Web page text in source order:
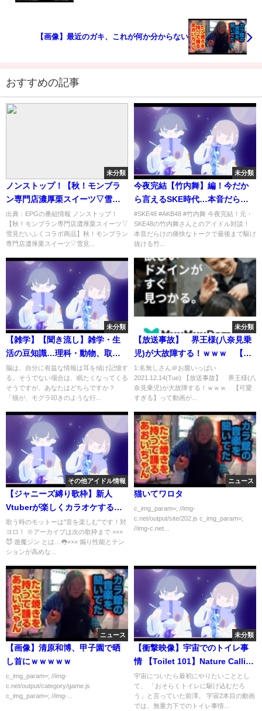
【画像】最近のガキ、これが何か分からない
おすすめの記事
未分類
ノンストップ！【秋！モンブラ
ン専門店濃厚栗スイーツ▽雪見
だいふくコラボ商品】[字][デ]…
の番組内容解析まとめ
出典：EPGの番組情報 ノンストップ！
【秋！モンブラン専門店濃厚栗スイーツ▽
雪見だいふくコラボ商品】秋！モンブラン
専門店濃厚栗スイーツ▽雪見...
未分類
今夜完結【竹内舞】編！今だか
ら言えるSKE時代…本音だらけ
の痛快トークをお見逃しなく！
【ドルヲタPクエスト】スカパ
ー！アイドル公式
#SKE48 #AKB48 #竹内舞 今夜完結！元・
SKE48の竹内舞さんとのアイドル対談！
本音だらけの痛快なトークで最後まで駆け
抜ける竹...
未分類
【雑学】【聞き流し】雑学・生
活の豆知識…理科・動物、取り
まとめ集。睡眠・作業用・脳ト
レにも。
脳は、自分に有益な情報は耳を傾け記憶す
る。そうでない場合は、眠たくなってくる
そうですが、あなたはどちらですか？
「猫が、モグラ叩きのような行...
未分類
【放送事故】 界王様(八奈見乗
児)が大故障する！ｗｗｗ 【可
愛すぎる】
1:名無しさん＠お腹いっぱい
2021.12.14(Tue) 【放送事故】 界王様(八
奈見乗児)が大故障する！ｗｗｗ 【可愛
すぎる】って動画が...
その他アイドル情報
【ジャニーズ縛り歌枠】新人
Vtuberが楽しくカラオケする配
信【sing a song】※アーカイブ
は次の歌枠まで
歌う時のモットーは"音を楽しむ"です！対
ヨロ！ ※アーカイブは次の歌枠まで ×××
😈 遊魔ジン とは…👅××× 煽り性能とテン
ションが高めな...
ニュース
猫いてワロタ
c_img_param=; //img-
c.net/output/site/202.js c_img_param=;
//img-c.net...
ニュース
【画像】清原和博、甲子園で晒
し首にｗｗｗｗｗ
c_img_param=; //img-
c.net/output/category/game.js
c_img_param=; //img-...
未分類
【衝撃映像】宇宙でのトイレ事
情 【Toilet 101】Nature Calling
in Space
宇宙についたら最初にやりたいこととし
て、 「おそらくトイレに駆け込むだろ
う」と言っていた前澤。 宇宙2本目の動画
では、無重力下でのトイレ事情...